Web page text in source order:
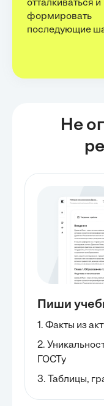
отталкиваться и
формировать
последующие
Не
Пиши
1. Факты из
2.
ГОСТу
3. Таблицы,